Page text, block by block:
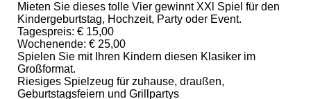
Mieten Sie dieses tolle Vier gewinnt XXl Spiel für den
Kindergeburtstag, Hochzeit, Party oder Event.
Tagespreis: € 15,00
Wochenende: € 25,00
Spielen Sie mit Ihren Kindern diesen Klasiker im
Großformat.
Riesiges Spielzeug für zuhause, draußen,
Geburtstagsfeiern und Grillpartys